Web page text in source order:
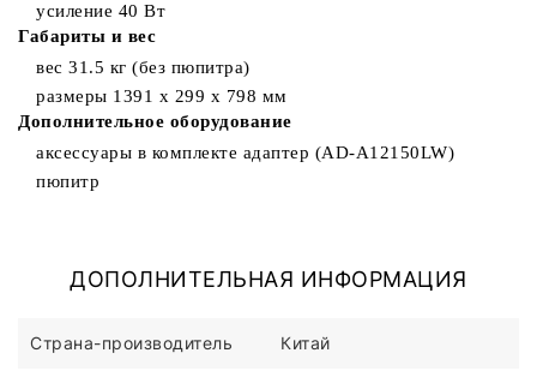
усиление 40 Вт
Габариты и вес
вес 31.5 кг (без пюпитра)
размеры 1391 х 299 х 798 мм
Дополнительное оборудование
аксессуары в комплекте адаптер (AD-A12150LW)
пюпитр
ДОПОЛНИТЕЛЬНАЯ ИНФОРМАЦИЯ
Страна-производитель Китай